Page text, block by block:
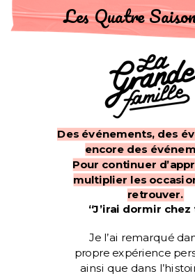
Les Quatre
Des événements, des
encore des
Pour continuer
multiplier les
retrouver.
“J’irai dormir chez
Je l’ai remarqué
propre expérience
ainsi que dans